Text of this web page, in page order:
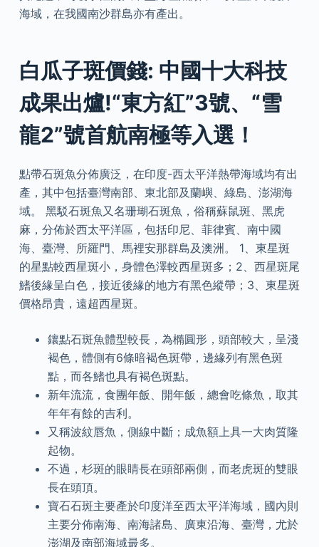
海域，在我國南沙群島亦有產出。
白瓜子斑價錢: 中國十大科技
成果出爐!“東方紅”3號、“雪
龍2”號首航南極等入選！
點帶石斑魚分佈廣泛，在印度-西太平洋熱帶海域均有出
產，其中包括臺灣南部、東北部及蘭嶼、綠島、澎湖海
域。 黑駁石斑魚又名珊瑚石斑魚，俗稱蘇鼠斑、黑虎
麻，分佈於西太平洋區，包括印尼、菲律賓、南中國
海、臺灣、所羅門、馬裡安那群島及澳洲。 1、東星斑
的星點較西星斑小，身體色澤較西星斑多；2、西星斑尾
鰭後緣呈白色，接近後緣的地方有黑色縱帶；3、東星斑
價格昂貴，遠超西星斑。
鑲點石斑魚體型較長，為橢圓形，頭部較大，呈淺
褐色，體側有6條暗褐色斑帶，邊緣列有黑色斑
點，而各鰭也具有褐色斑點。
新年流流，食團年飯、開年飯，總會吃條魚，取其
年年有餘的吉利。
又稱波紋唇魚，側線中斷；成魚額上具一大肉質隆
起物。
不過，杉斑的眼睛長在頭部兩側，而老虎斑的雙眼
長在頭頂。
寶石石斑主要產於印度洋至西太平洋海域，國內則
主要分佈南海、南海諸島、廣東沿海、臺灣，尤於
澎湖及南部海域最多。